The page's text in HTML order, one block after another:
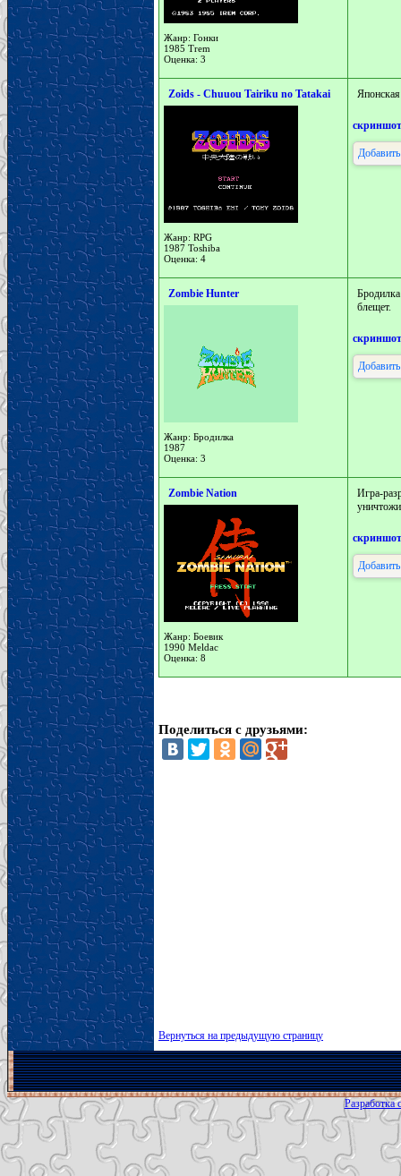
Жанр: Гонки
1985 Trem
Оценка: 3
Zoids - Chuuou Tairiku no Tatakai
Жанр: RPG
1987 Toshiba
Оценка: 4
Zombie Hunter
Жанр: Бродилка
1987
Оценка: 3
блещет.
Zombie Nation
Жанр: Боевик
1990 Meldac
Оценка: 8
Игра-
Поделиться с друзьями:
Вернуться на предыдущую страницу
Разработка